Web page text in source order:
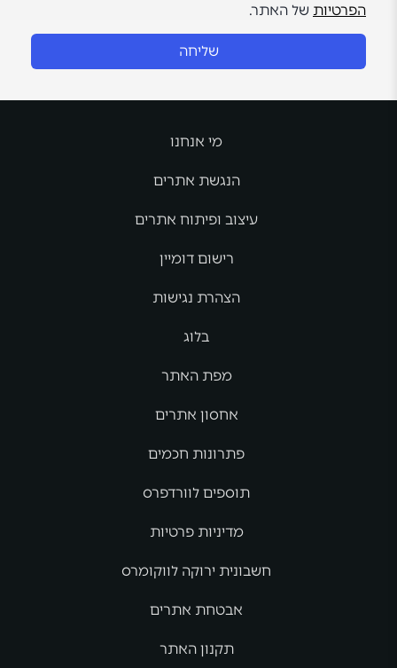
הפרטיות של האתר.
שליחה
מי אנחנו
הנגשת אתרים
עיצוב ופיתוח אתרים
רישום דומיין
הצהרת נגישות
בלוג
מפת האתר
אחסון אתרים
פתרונות חכמים
תוספים לוורדפרס
מדיניות פרטיות
חשבונית ירוקה לווקומרס
אבטחת אתרים
תקנון האתר